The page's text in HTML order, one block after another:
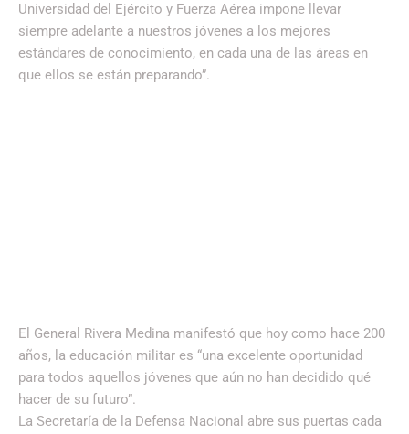
Universidad del Ejército y Fuerza Aérea impone llevar
siempre adelante a nuestros jóvenes a los mejores
estándares de conocimiento, en cada una de las áreas en
que ellos se están preparando”.
El General Rivera Medina manifestó que hoy como hace 200
años, la educación militar es “una excelente oportunidad
para todos aquellos jóvenes que aún no han decidido qué
hacer de su futuro”.
La Secretaría de la Defensa Nacional abre sus puertas cada